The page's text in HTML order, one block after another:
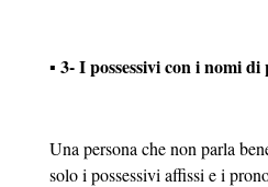
▪ 3- I possessivi con i nomi
Una persona che non parla
solo i possessivi affissi e i